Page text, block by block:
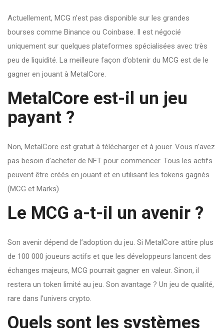
Actuellement, MCG n’est pas disponible sur les grandes
bourses comme Binance ou Coinbase. Il est négocié
uniquement sur quelques plateformes spécialisées avec très
peu de liquidité. La meilleure façon d’obtenir du MCG est de le
gagner en jouant à MetalCore.
MetalCore est-il un jeu
payant ?
Non, MetalCore est gratuit à télécharger et à jouer. Vous n’avez
pas besoin d’acheter de NFT pour commencer. Tous les actifs
peuvent être créés en jouant et en utilisant les tokens gagnés
(MCG et Marks).
Le MCG a-t-il un avenir ?
Son avenir dépend de l’adoption du jeu. Si MetalCore attire plus
de 100 000 joueurs actifs et que les développeurs lancent des
échanges majeurs, MCG pourrait gagner en valeur. Sinon, il
restera un token limité au jeu. Son avantage ? Un jeu de qualité,
rare dans l’univers crypto.
Quels sont les systèmes